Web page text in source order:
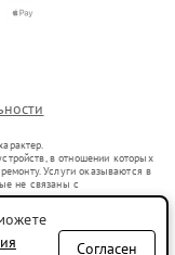
в отношении которых
Услуги оказываются в
не связаны с
оборот в соответствии
услуг или введения
услугах по
Согласен